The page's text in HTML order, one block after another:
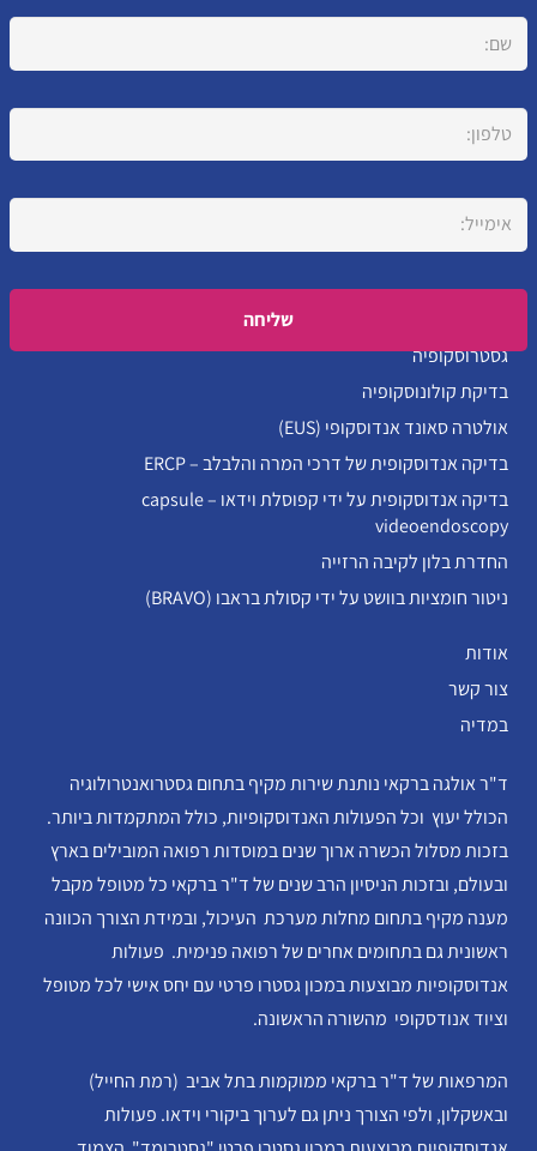
Please leave this field empty.
גסטרוסקופיה
בדיקת קולונוסקופיה
אולטרה סאונד אנדוסקופי (EUS)
בדיקה אנדוסקופית של דרכי המרה והלבלב – ERCP
בדיקה אנדוסקופית על ידי קפוסלת וידאו – capsule
videoendoscopy
החדרת בלון לקיבה הרזייה
ניטור חומציות בוושט על ידי קסולת בראבו (BRAVO)
אודות
צור קשר
במדיה
ד"ר אולגה ברקאי נותנת שירות מקיף בתחום גסטרואנטרולוגיה
הכולל יעוץ וכל הפעולות האנדוסקופיות, כולל המתקמדות ביותר.
בזכות מסלול הכשרה ארוך שנים במוסדות רפואה המובילים בארץ
ובעולם, ובזכות הניסיון הרב שנים של ד"ר ברקאי כל מטופל מקבל
מענה מקיף בתחום מחלות מערכת העיכול, ובמידת הצורך הכוונה
ראשונית גם בתחומים אחרים של רפואה פנימית. פעולות
אנדוסקופיות מבוצעות במכון גסטרו פרטי עם יחס אישי לכל מטופל
וציוד אנודסקופי מהשורה הראשונה.
המרפאות של ד"ר ברקאי ממוקמות בתל אביב (רמת החייל)
ובאשקלון, ולפי הצורך ניתן גם לערוך ביקורי וידאו. פעולות